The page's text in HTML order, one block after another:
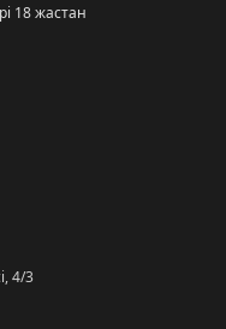
18 жастан
4/3